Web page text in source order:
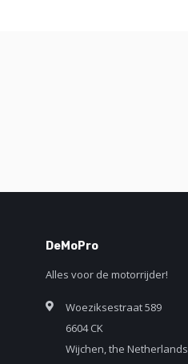
DeMoPro
Alles voor de motorrijder!
Woeziksestraat 589
6604 CK
Wijchen, the Netherlands